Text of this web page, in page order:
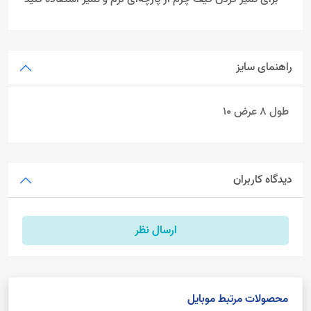
راهنمای سایز
طول 8 عرض 10
دیدگاه کاربران
ارسال نظر
محصولات مرتبط موبایل